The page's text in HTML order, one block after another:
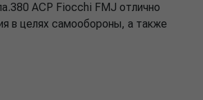
ACP Fiocchi FMJ отлично
в целях самообороны, а также